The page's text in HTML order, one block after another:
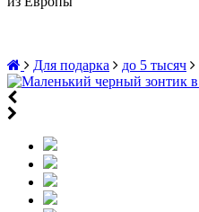
Для подарка до 5 тысяч